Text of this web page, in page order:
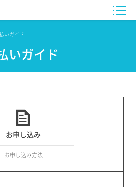
いガイド
いガイド
お申し込み
お申し込み方法